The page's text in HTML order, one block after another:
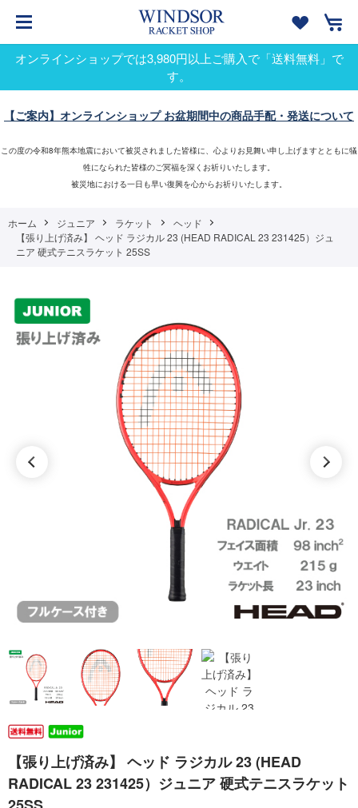
オンラインショップでは3,980円以上ご購入で「送料無料」で
す。
【ご案内】オンラインショップ お盆期間中の商品手配・発送について
この度の令和8年熊本地震において被災されました皆様に、心よりお見舞い申し上げますとともに犠
牲になられた皆様のご冥福を深くお祈りいたします。
被災地における一日も早い復興を心からお祈りいたします。
ホーム ジュニア ラケット
ヘッド
【張り上げ済み】 ヘッド ラジカル 23 (HEAD RADICAL 23 231425）ジュ
ニア 硬式テニスラケット 25SS
【張り上げ済み】 ヘッド ラジカル 23 (HEAD
RADICAL 23 231425）ジュニア 硬式テニスラケット